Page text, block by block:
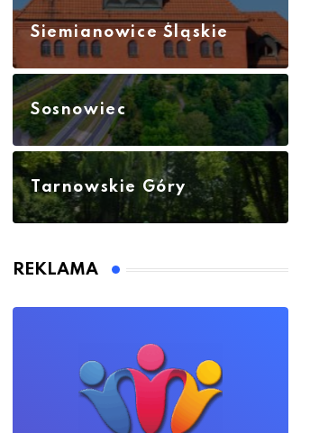
Siemianowice Śląskie
Sosnowiec
Tarnowskie Góry
REKLAMA